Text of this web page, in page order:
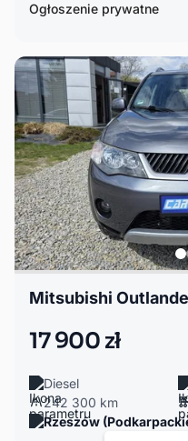
Ogłoszenie prywatne
Mitsubishi
17 900 zł
Diesel
242 300 km
Rzeszów